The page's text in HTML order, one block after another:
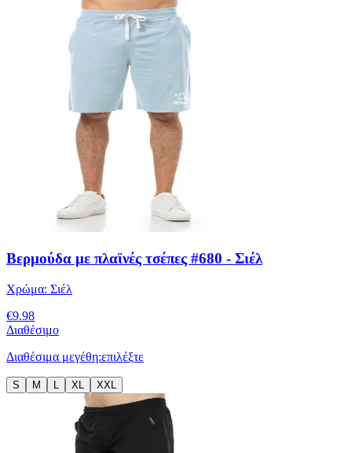
Βερμούδα με πλαϊνές τσέπες #680 - Σιέλ
Χρώμα: Σιέλ
€9.98
Διαθέσιμο
Διαθέσιμα μεγέθη:επιλέξτε
S M L XL XXL